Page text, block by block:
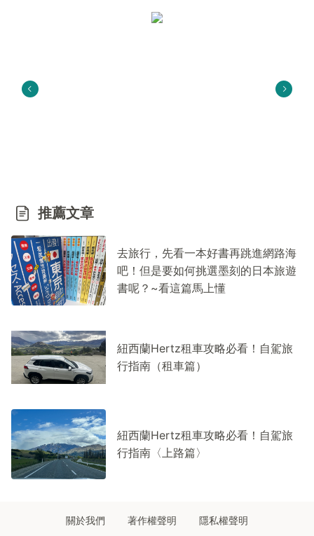
推薦文章
去旅行，先看一本好書再跳進網路海
吧！但是要如何挑選墨刻的日本旅遊
書呢？~看這篇馬上懂
紐西蘭Hertz租車攻略必看！自駕旅
行指南（租車篇）
紐西蘭Hertz租車攻略必看！自駕旅
行指南〈上路篇〉
關於我們 著作權聲明
隱私權聲明